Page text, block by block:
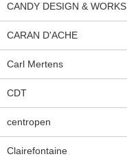
CANDY DESIGN & WORKS
CARAN D'ACHE
Carl Mertens
CDT
centropen
Clairefontaine